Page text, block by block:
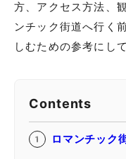
方、アクセス方法、
ンチック街道へ行く
しむための参考にし
Contents
ロマンチック